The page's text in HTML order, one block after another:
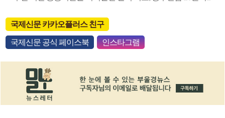
국제신문 카카오플러스 친구
국제신문 공식 페이스북 인스타그램